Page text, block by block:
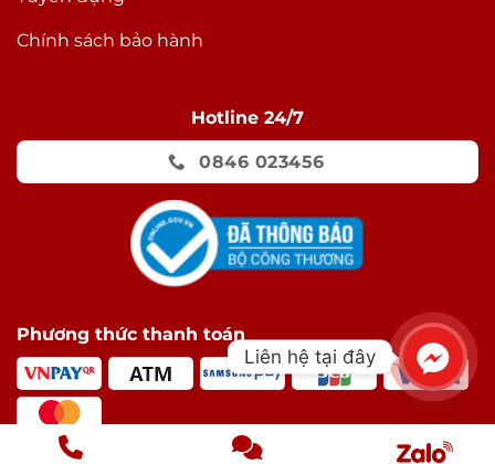
Chính sách bảo hành
Hotline 24/7
0846 023456
Phương thức thanh toán
Liên hệ tại đây